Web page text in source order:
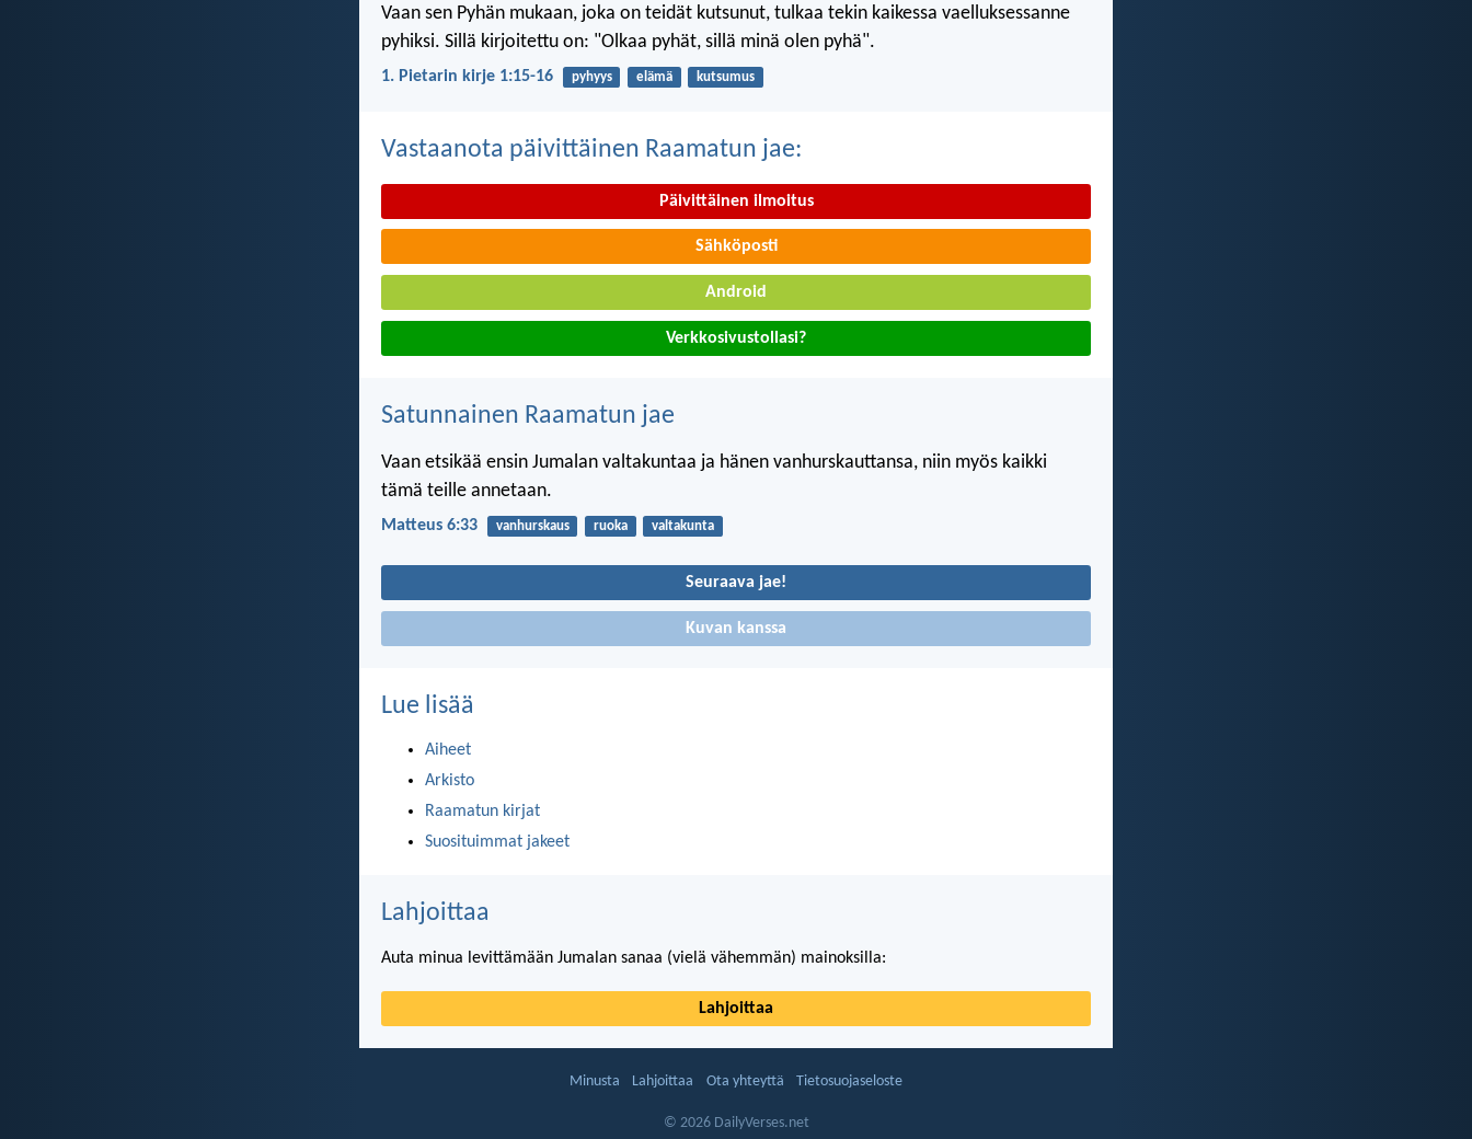
Vaan sen Pyhän mukaan, joka on teidät kutsunut, tulkaa tekin kaikessa vaelluksessanne
pyhiksi. Sillä kirjoitettu on: "Olkaa pyhät, sillä minä olen pyhä".
1. Pietarin kirje 1:15-16 pyhyys elämä kutsumus
Vastaanota päivittäinen Raamatun jae:
Päivittäinen ilmoitus
Sähköposti
Android
Verkkosivustollasi?
Satunnainen Raamatun jae
Vaan etsikää ensin Jumalan valtakuntaa ja hänen vanhurskauttansa, niin myös kaikki
tämä teille annetaan.
Matteus 6:33 vanhurskaus ruoka valtakunta
Seuraava jae!
Kuvan kanssa
Lue lisää
Aiheet
Arkisto
Raamatun kirjat
Suosituimmat jakeet
Lahjoittaa
Auta minua levittämään Jumalan sanaa (vielä vähemmän) mainoksilla:
Lahjoittaa
Minusta Lahjoittaa Ota yhteyttä Tietosuojaseloste
© 2026 DailyVerses.net